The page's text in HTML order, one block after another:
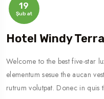
19
Şubat
Hotel Windy
Welcome to the best five-star
elementum sesue the aucan
rutrum volutpat. Donec in quis